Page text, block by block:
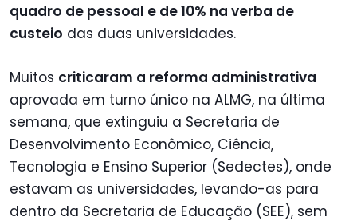
quadro de pessoal e de 10% na verba de
custeio das duas universidades.
Muitos criticaram a reforma administrativa
aprovada em turno único na ALMG, na última
semana, que extinguiu a Secretaria de
Desenvolvimento Econômico, Ciência,
Tecnologia e Ensino Superior (Sedectes), onde
estavam as universidades, levando-as para
dentro da Secretaria de Educação (SEE), sem